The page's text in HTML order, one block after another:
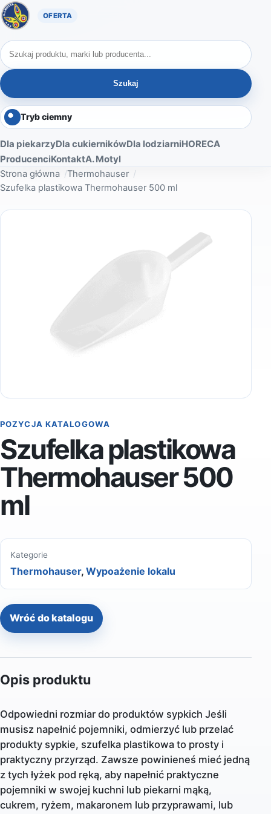
Oferta A. Motyl
Szukaj produktów
Szukaj
Tryb ciemny
Dla piekarzyDla cukiernikówDla lodziarniHORECA
ProducenciKontaktA. Motyl
Strona główna
Thermohauser
Szufelka plastikowa Thermohauser 500 ml
POZYCJA KATALOGOWA
Szufelka plastikowa
Thermohauser 500
ml
Kategorie
Thermohauser, Wypoażenie lokalu
Wróć do katalogu
Opis produktu
Odpowiedni rozmiar do produktów sypkich Jeśli
musisz napełnić pojemniki, odmierzyć lub przelać
produkty sypkie, szufelka plastikowa to prosty i
praktyczny przyrząd. Zawsze powinieneś mieć jedną
z tych łyżek pod ręką, aby napełnić praktyczne
pojemniki w swojej kuchni lub piekarni mąką,
cukrem, ryżem, makaronem lub przyprawami, lub